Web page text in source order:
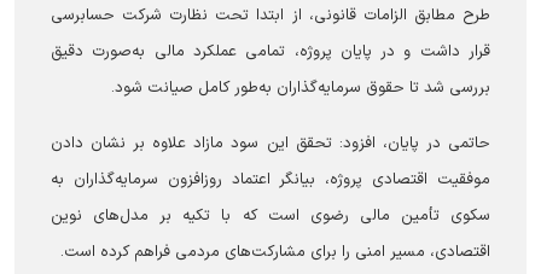
طرح مطابق الزامات قانونی، از ابتدا تحت نظارت شرکت حسابرسی
قرار داشت و در پایان پروژه، تمامی عملکرد مالی به‌صورت دقیق
بررسی شد تا حقوق سرمایه‌گذاران به‌طور کامل صیانت شود.
حاتمی در پایان، افزود: تحقق این سود مازاد علاوه بر نشان دادن
موفقیت اقتصادی پروژه، بیانگر اعتماد روزافزون سرمایه‌گذاران به
سکوی تأمین مالی رضوی است که با تکیه بر مدل‌های نوین
اقتصادی، مسیر امنی را برای مشارکت‌های مردمی فراهم کرده است.